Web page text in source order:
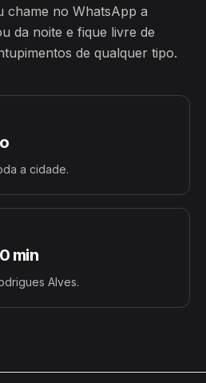
chame no WhatsApp a
da noite e fique livre de
de qualquer tipo.
a cidade.
min
Alves.